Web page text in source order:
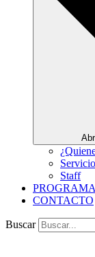
Servicio
Staff
CONTACTO
Buscar